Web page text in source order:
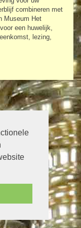
combineren met
Museum Het
een huwelijk,
lezing,